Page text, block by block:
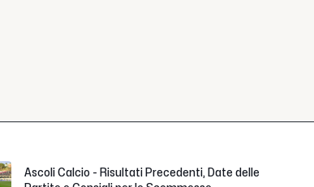
Ascoli Calcio - Risultati Precedenti, Date delle